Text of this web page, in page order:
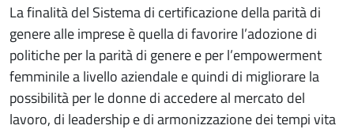
La finalità del Sistema di certificazione della parità di
genere alle imprese è quella di favorire l’adozione di
politiche per la parità di genere e per l’empowerment
femminile a livello aziendale e quindi di migliorare la
possibilità per le donne di accedere al mercato del
lavoro, di leadership e di armonizzazione dei tempi vita